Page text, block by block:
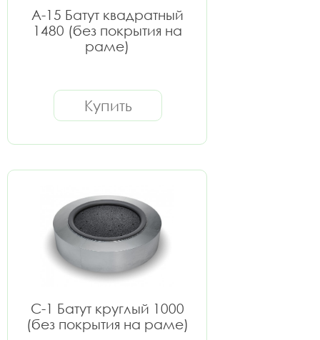
А-15 Батут квадратный
1480 (без покрытия на
раме)
Купить
C-1 Батут круглый 1000
(без покрытия на раме)